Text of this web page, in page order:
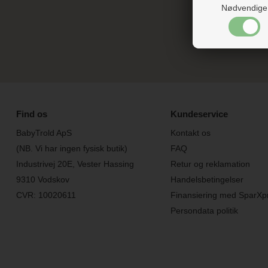
Nødvendige
** Du
Find os
BabyTrold ApS
(NB. Vi har ingen fysisk butik)
Industrivej 20E, Vester Hassing
9310 Vodskov
CVR: 10020611
Kundeservice
Kontakt os
FAQ
Retur og reklamation
Handelsbetingelser
Finansiering med
Persondata politik